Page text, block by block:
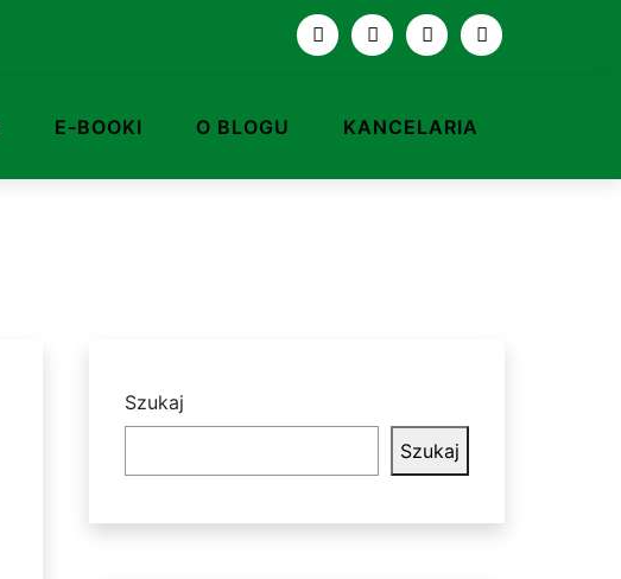
E-BOOKI O BLOGU KANCELARIA
Szukaj
Szukaj